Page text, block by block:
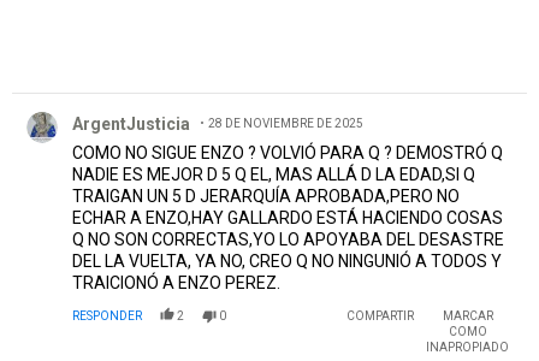
ArgentJusticia 28 DE NOVIEMBRE DE 2025
COMO NO SIGUE ENZO ? VOLVIÓ PARA Q ? DEMOSTRÓ Q
NADIE ES MEJOR D 5 Q EL, MAS ALLÁ D LA EDAD,SI Q
TRAIGAN UN 5 D JERARQUÍA APROBADA,PERO NO
ECHAR A ENZO,HAY GALLARDO ESTÁ HACIENDO COSAS
Q NO SON CORRECTAS,YO LO APOYABA DEL DESASTRE
DEL LA VUELTA, YA NO, CREO Q NO NINGUNIÓ A TODOS Y
TRAICIONÓ A ENZO PEREZ.
RESPONDER 2 0 COMPARTIR
MARCAR
COMO
INAPROPIADO